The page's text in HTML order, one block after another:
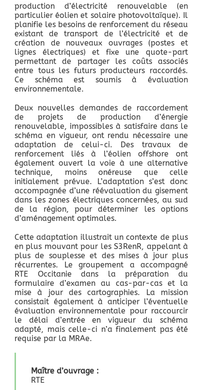
production d’électricité renouvelable (en
particulier éolien et solaire photovoltaïque). Il
planifie les besoins de renforcement du réseau
existant de transport de l’électricité et de
création de nouveaux ouvrages (postes et
lignes électriques) et fixe une quote-part
permettant de partager les coûts associés
entre tous les futurs producteurs raccordés.
Ce schéma est soumis à évaluation
environnementale.
Deux nouvelles demandes de raccordement
de projets de production d’énergie
renouvelable, impossibles à satisfaire dans le
schéma en vigueur, ont rendu nécessaire une
adaptation de celui-ci. Des travaux de
renforcement liés à l’éolien offshore ont
également ouvert la voie à une alternative
technique, moins onéreuse que celle
initialement prévue. L’adaptation s’est donc
accompagnée d’une réévaluation du gisement
dans les zones électriques concernées, au sud
de la région, pour déterminer les options
d’aménagement optimales.
Cette adaptation illustrait un contexte de plus
en plus mouvant pour les S3RenR, appelant à
plus de souplesse et des mises à jour plus
récurrentes. Le groupement a accompagné
RTE Occitanie dans la préparation du
formulaire d’examen au cas-par-cas et la
mise à jour des cartographies. La mission
consistait également à anticiper l’éventuelle
évaluation environnementale pour raccourcir
le délai d’entrée en vigueur du schéma
adapté, mais celle-ci n’a finalement pas été
requise par la MRAe.
Maître d’ouvrage :
RTE